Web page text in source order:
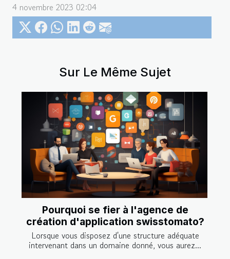
4 novembre 2023 02:04
Sur Le Même Sujet
Pourquoi se fier à l'agence de
création d'application swisstomato?
Lorsque vous disposez d'une structure adéquate
intervenant dans un domaine donné, vous aurez...